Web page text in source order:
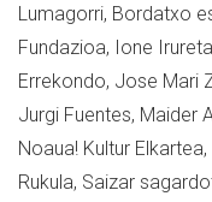
Lumagorri, Bordatxo
Fundazioa, Ione
Errekondo, Jose Mari
Jurgi Fuentes, Maider
Noaua! Kultur
Rukula, Saizar